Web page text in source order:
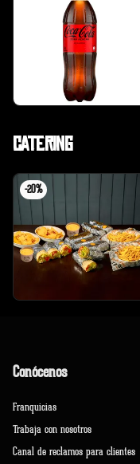
Catering
-20%
Conócenos
Franquicias
Trabaja con nosotros
Canal de reclamos para clientes